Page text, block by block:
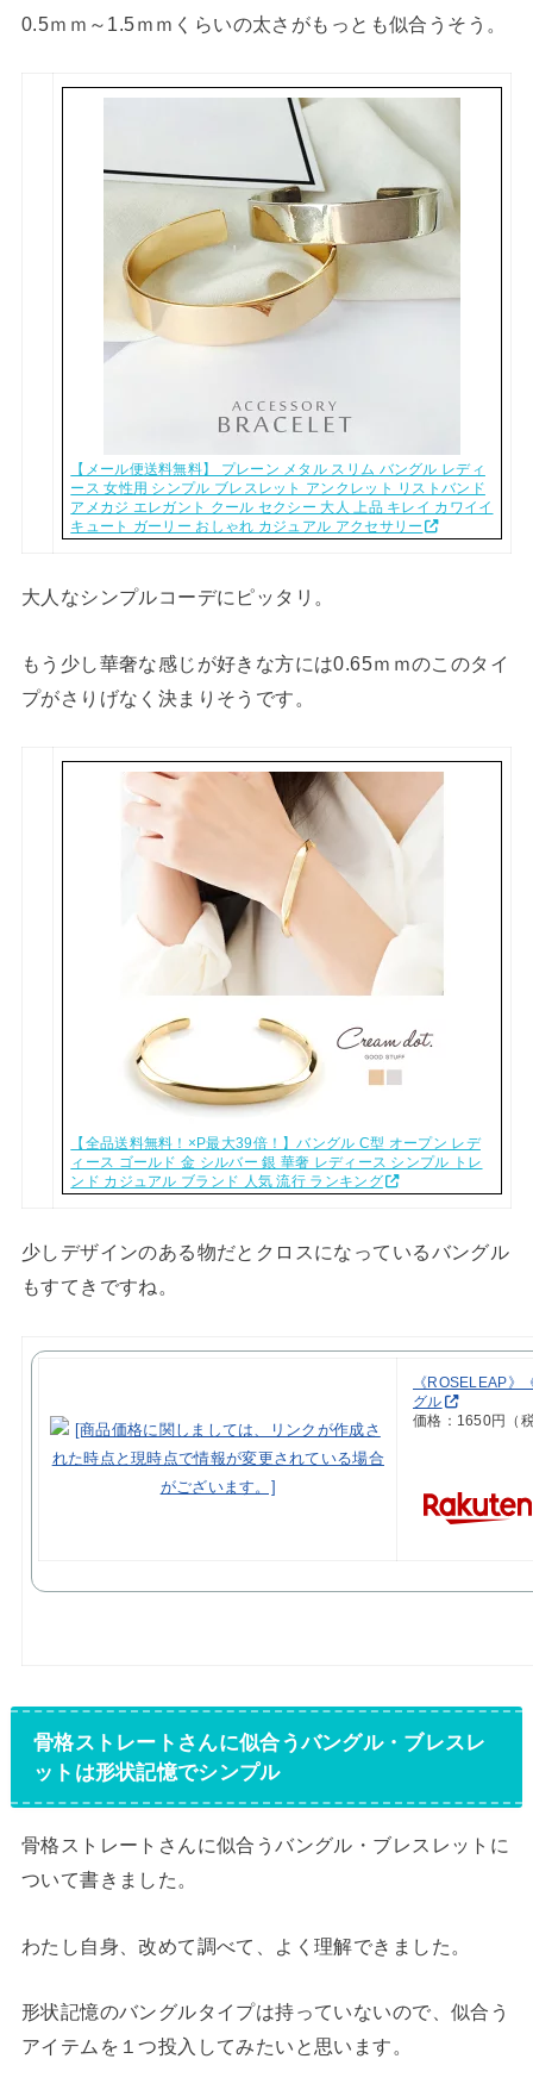
0.5ｍｍ～1.5ｍｍくらいの太さがもっとも似合うそう。
【メール便送料無料】 プレーン メタル スリム バングル レディ
ース 女性用 シンプル ブレスレット アンクレット リストバンド
アメカジ エレガント クール セクシー 大人 上品 キレイ カワイイ
キュート ガーリー おしゃれ カジュアル アクセサリー
大人なシンプルコーデにピッタリ。
もう少し華奢な感じが好きな方には0.65ｍｍのこのタイ
プがさりげなく決まりそうです。
【全品送料無料！×P最大39倍！】バングル C型 オープン レデ
ィース ゴールド 金 シルバー 銀 華奢 レディース シンプル トレ
ンド カジュアル ブランド 人気 流行 ランキング
少しデザインのある物だとクロスになっているバングル
もすてきですね。
《ROSELEAP》
グル
価格：1650円（
骨格ストレートさんに似合うバングル・ブレスレ
ットは形状記憶でシンプル
骨格ストレートさんに似合うバングル・ブレスレットに
ついて書きました。
わたし自身、改めて調べて、よく理解できました。
形状記憶のバングルタイプは持っていないので、似合う
アイテムを１つ投入してみたいと思います。